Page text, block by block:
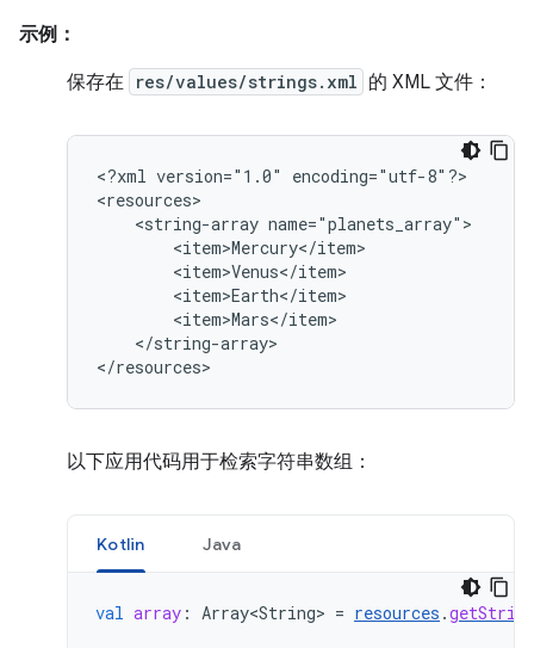
示例：
保存在 res/values/strings.xml 的 XML 文件：
<?xml version="1.0"
encoding="utf-8"?>
<string-array
</string-array>
</resources>
以下应用代码用于检索字符串数组：
Kotlin Java
val array : Array<String> = resources .